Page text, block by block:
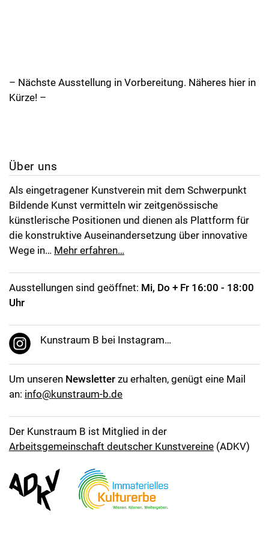
– Nächste Ausstellung in Vorbereitung. Näheres hier in
Kürze! –
Über uns
Als eingetragener Kunstverein mit dem Schwerpunkt
Bildende Kunst vermitteln wir zeitgenössische
künstlerische Positionen und dienen als Plattform für
die konstruktive Auseinandersetzung über innovative
Wege in… Mehr erfahren…
Ausstellungen sind geöffnet: Mi, Do + Fr 16:00 - 18:00
Uhr
Kunstraum B bei Instagram…
Um unseren Newsletter zu erhalten, genügt eine Mail
an: info@kunstraum-b.de
Der Kunstraum B ist Mitglied in der
Arbeitsgemeinschaft deutscher Kunstvereine (ADKV)